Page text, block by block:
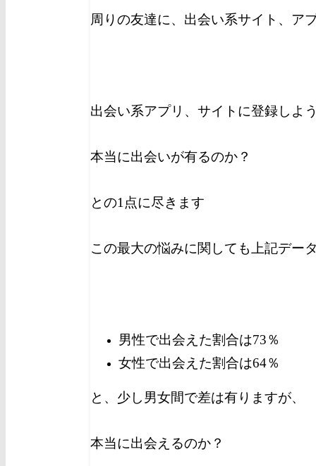
周りの友達に、出会い系サイト、ア
出会い系アプリ、サイトに登録しよ
本当に出会いが有るのか？
との1点に尽きます
この最大の悩みに関しても上記デー
男性で出会えた割合は73％
女性で出会えた割合は64％
と、少し男女間で差は有りますが、
本当に出会えるのか？